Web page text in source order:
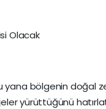
Olacak
yana bölgenin doğal
yürüttüğünü